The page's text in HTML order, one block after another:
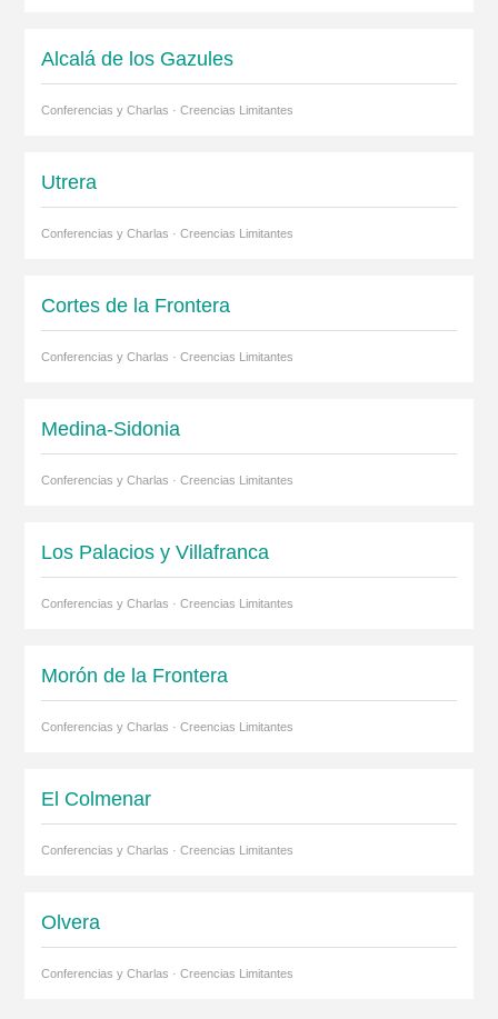
Alcalá de los Gazules
Conferencias y Charlas · Creencias Limitantes
Utrera
Conferencias y Charlas · Creencias Limitantes
Cortes de la Frontera
Conferencias y Charlas · Creencias Limitantes
Medina-Sidonia
Conferencias y Charlas · Creencias Limitantes
Los Palacios y Villafranca
Conferencias y Charlas · Creencias Limitantes
Morón de la Frontera
Conferencias y Charlas · Creencias Limitantes
El Colmenar
Conferencias y Charlas · Creencias Limitantes
Olvera
Conferencias y Charlas · Creencias Limitantes